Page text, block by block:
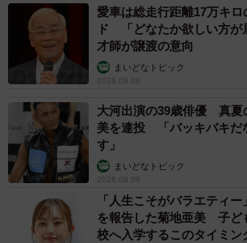
愛車は総走行距離17万キ
ド 「どなたか欲しい方
才師が譲渡の意向
まいどなトピック
2026.08.06
大河出演の39歳俳優 真夏
美を連投 「バッキバキだ
す」
まいどなトピック
2026.08.06
「人生こそがバラエティ
を報告した菊地亜美 子ど
校へ入学するこのタイミン